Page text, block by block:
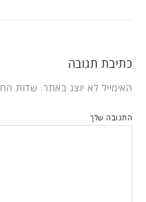
כתיבת תגובה
האימייל לא יוצג באתר. שדות
התגובה שלך